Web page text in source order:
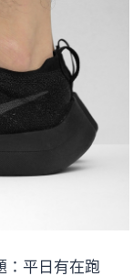
：平日有在跑